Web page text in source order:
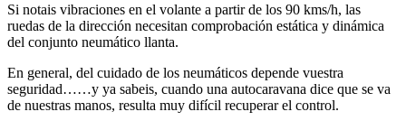
Si notais vibraciones en el volante a partir de los 90 kms/h, las
ruedas de la dirección necesitan comprobación estática y dinámica
del conjunto neumático llanta.
En general, del cuidado de los neumáticos depende vuestra
seguridad……y ya sabeis, cuando una autocaravana dice que se va
de nuestras manos, resulta muy difícil recuperar el control.